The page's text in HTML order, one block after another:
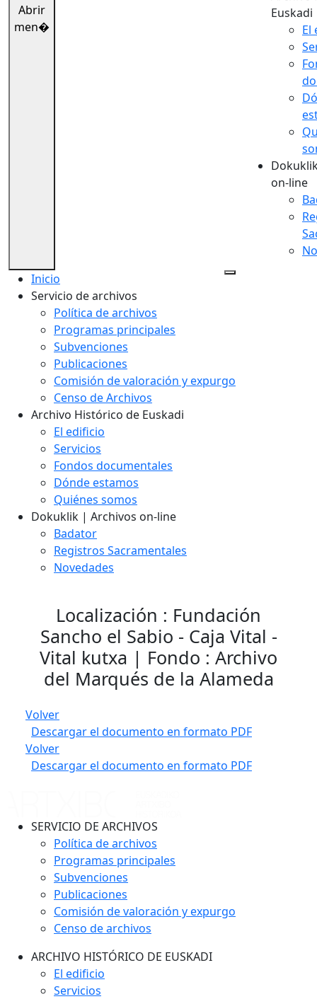
Abrir
men�
Euskadi
El
on-line
Inicio
Servicio de archivos
Política de archivos
Programas principales
Subvenciones
Publicaciones
Comisión de valoración y expurgo
Censo de Archivos
Archivo Histórico de Euskadi
El edificio
Servicios
Fondos documentales
Dónde estamos
Quiénes somos
Dokuklik | Archivos on-line
Badator
Registros Sacramentales
Novedades
Localización : Fundación
Sancho el Sabio - Caja Vital -
Vital kutxa | Fondo : Archivo
del Marqués de la Alameda
Volver
Descargar el documento en formato PDF
Volver
Descargar el documento en formato PDF
SERVICIO DE ARCHIVOS
Política de archivos
Programas principales
Subvenciones
Publicaciones
Comisión de valoración y expurgo
Censo de archivos
ARCHIVO HISTÓRICO DE EUSKADI
El edificio
Servicios